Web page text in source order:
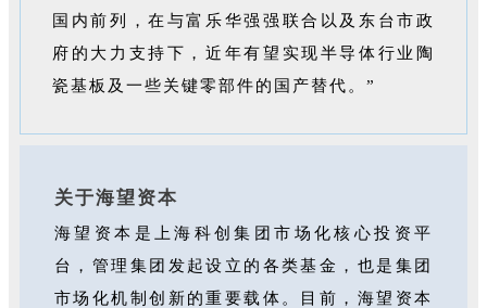
国内前列，在与富乐华强强联合以及东台市政
府的大力支持下，近年有望实现半导体行业陶
瓷基板及一些关键零部件的国产替代。”
关于海望资本
海望资本是上海科创集团市场化核心投资平
台，管理集团发起设立的各类基金，也是集团
市场化机制创新的重要载体。目前，海望资本